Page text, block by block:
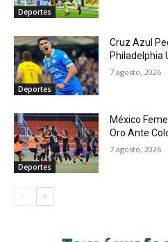
Deportes
Deportes
Cruz Azul
Philadelphia
7 agosto, 2026
Deportes
México
Oro Ante
7 agosto, 2026